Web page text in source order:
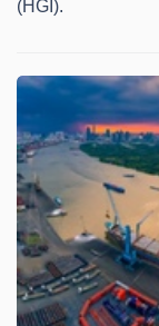
(HGI).
XUẤT
LIỆU
Ngành
(-)
VS-
SECTOR